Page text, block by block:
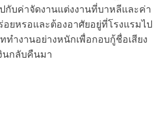
กับค่าจัดงานแต่งงานที่บาหลีและค่า
ยหรอและต้องอาศัยอยู่ที่โรงแรมไป
ทำงานอย่างหนักเพื่อกอบกู้ชื่อเสียง
นกลับคืนมา